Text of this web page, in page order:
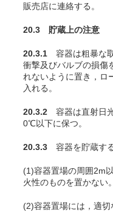
販売店に連絡する。
20.3 貯蔵上の注意
20.3.1 容器は粗暴な
衝撃及びバルブの損傷
れないように置き，ロ
入れる。
20.3.2 容器は直射日
0℃以下に保つ。
20.3.3 容器を貯蔵す
(1)容器置場の周囲2m
火性のものを置かない。
(2)容器置場には，適切